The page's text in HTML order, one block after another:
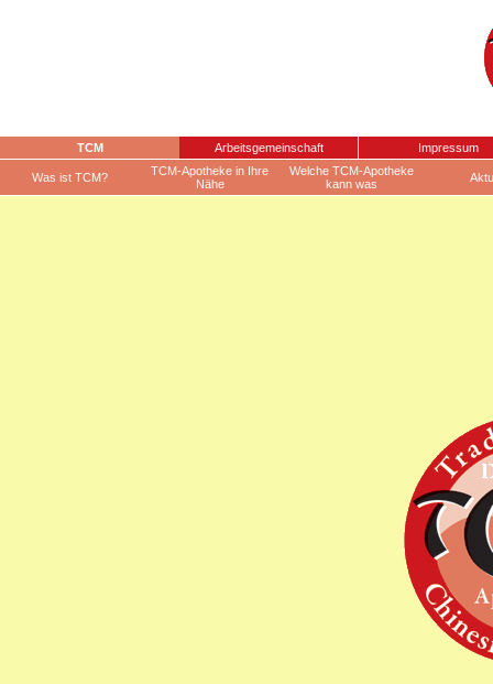
TCM Arbeitsgemeinschaft Impressum
Was ist TCM?
TCM-Apotheke in Ihre
Nähe
Welche TCM-Apotheke
kann was